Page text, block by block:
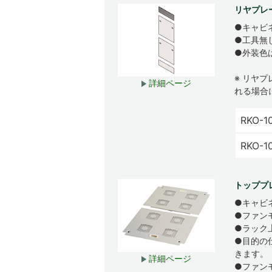
詳細ページ
リヤプレ
●キャビ
●工具無
●外装色
※ リヤプ
れる場合
RKO-
RKO-
詳細ページ
トップ
●キャビ
●ファン
●ラック
●目的の
きます。
●ファン